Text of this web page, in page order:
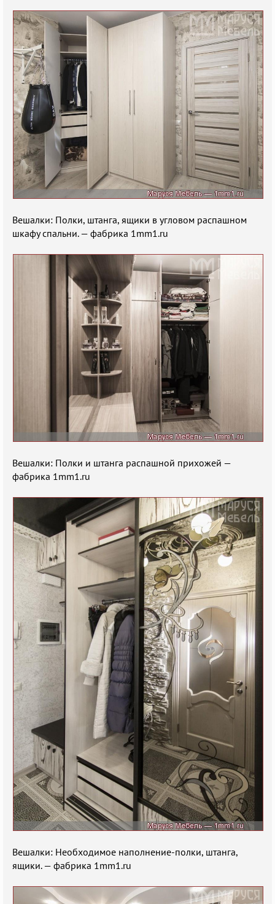
Вешалки: Полки, штанга, ящики в угловом распашном
шкафу спальни. — фабрика 1mm1.ru
Вешалки: Полки и штанга распашной прихожей —
фабрика 1mm1.ru
Вешалки: Необходимое наполнение-полки, штанга,
ящики. — фабрика 1mm1.ru